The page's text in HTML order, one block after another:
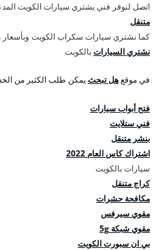
اتصل لنوفر فني يشتري سيارات الكويت
متنقل
كما نشتري سيارات سكراب الكويت
نشتري السياراتبالكويت
في موقعهل تبحثيمكن طلب الكثير من
فتح أبواب سيارات
فني ستلايت
بنشر متنقل
اشتراك كاس العام 2022
سيارات بالكويت
كراج متنقل
مكافحة حشرات
مقوي سيرفس
مقوي شبكة 5g
بي ان سبورت الكويت